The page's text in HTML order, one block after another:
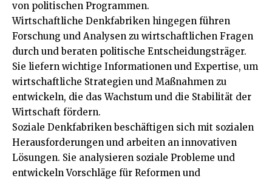
von politischen Programmen.
Wirtschaftliche Denkfabriken hingegen führen
Forschung und Analysen zu wirtschaftlichen Fragen
durch und beraten politische Entscheidungsträger.
Sie liefern wichtige Informationen und Expertise, um
wirtschaftliche Strategien und Maßnahmen zu
entwickeln, die das Wachstum und die Stabilität der
Wirtschaft fördern.
Soziale Denkfabriken beschäftigen sich mit sozialen
Herausforderungen und arbeiten an innovativen
Lösungen. Sie analysieren soziale Probleme und
entwickeln Vorschläge für Reformen und